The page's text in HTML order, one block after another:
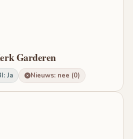
Garderen
Ja Nieuws: nee (0)